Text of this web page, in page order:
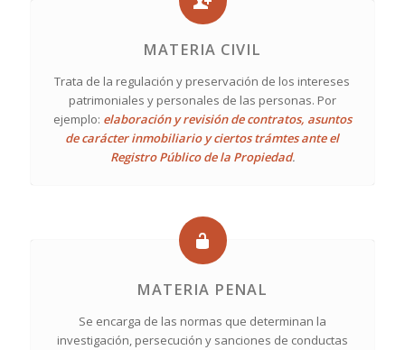
MATERIA CIVIL
Trata de la regulación y preservación de los intereses
patrimoniales y personales de las personas. Por
ejemplo: elaboración y revisión de contratos, asuntos
de carácter inmobiliario y ciertos trámtes ante el
Registro Público de la Propiedad.
MATERIA PENAL
Se encarga de las normas que determinan la
investigación, persecución y sanciones de conductas